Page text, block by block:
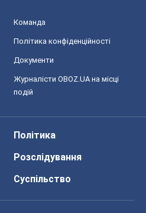
Команда
Політика конфіденційності
Документи
Журналісти OBOZ.UA на місці
подій
Політика
Розслідування
Суспільство